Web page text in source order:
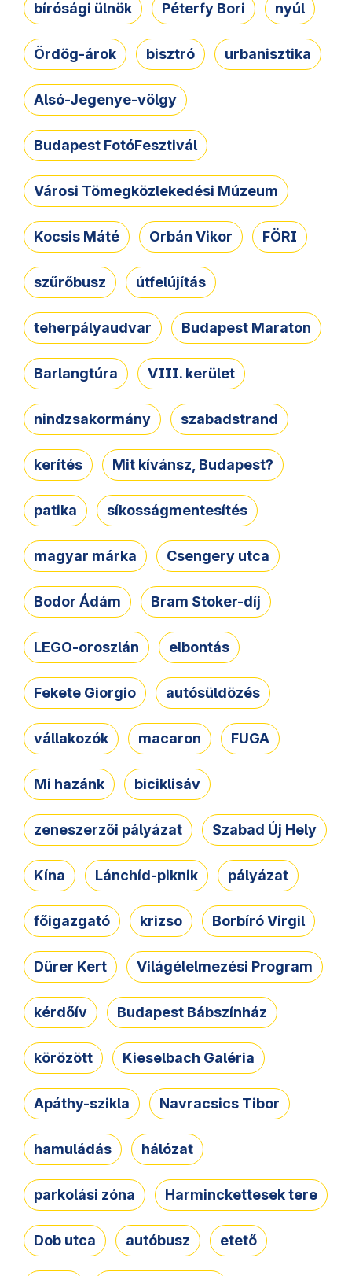
bírósági ülnök Péterfy Bori nyúl
Ördög-árok bisztró urbanisztika
Alsó-Jegenye-völgy
Budapest FotóFesztivál
Városi Tömegközlekedési Múzeum
Kocsis Máté Orbán Vikor FÖRI
szűrőbusz útfelújítás
teherpályaudvar Budapest Maraton
Barlangtúra VIII. kerület
nindzsakormány szabadstrand
kerítés Mit kívánsz, Budapest?
patika síkosságmentesítés
magyar márka Csengery utca
Bodor Ádám Bram Stoker-díj
LEGO-oroszlán elbontás
Fekete Giorgio autósüldözés
vállakozók macaron FUGA
Mi hazánk biciklisáv
zeneszerzői pályázat Szabad Új Hely
Kína Lánchíd-piknik pályázat
főigazgató krizso Borbíró Virgil
Dürer Kert Világélelmezési Program
kérdőív Budapest Bábszínház
körözött Kieselbach Galéria
Apáthy-szikla Navracsics Tibor
hamuládás hálózat
parkolási zóna Harminckettesek tere
Dob utca autóbusz etető